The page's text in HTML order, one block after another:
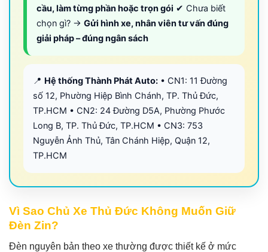
cầu, làm từng phần hoặc trọn gói ✔ Chưa biết
chọn gì? → Gửi hình xe, nhân viên tư vấn đúng
giải pháp – đúng ngân sách
📍 Hệ thống Thành Phát Auto: • CN1: 11 Đường
số 12, Phường Hiệp Bình Chánh, TP. Thủ Đức,
TP.HCM • CN2: 24 Đường D5A, Phường Phước
Long B, TP. Thủ Đức, TP.HCM • CN3: 753
Nguyễn Ảnh Thủ, Tân Chánh Hiệp, Quận 12,
TP.HCM
Vì Sao Chủ Xe Thủ Đức Không Muốn Giữ
Đèn Zin?
Đèn nguyên bản theo xe thường được thiết kế ở mức